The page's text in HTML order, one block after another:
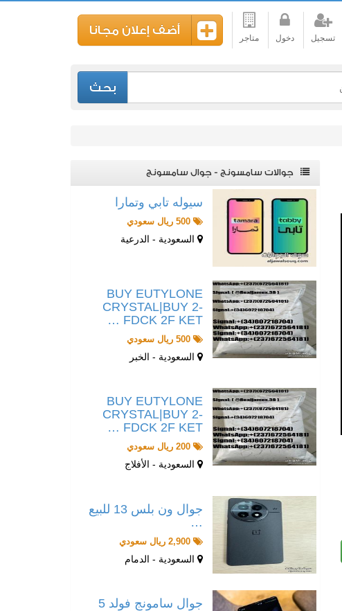
تسجيل دخول متاجر
أضف إعلان مجانا
بحث
جوالات سامسونج - جوال سامسونج
سيوله تابي وتمارا
500 ريال سعودي
السعودية - الدرعية
BUY EUTYLONE
CRYSTAL|BUY 2-
FDCK 2F KET …
500 ريال سعودي
السعودية - الخبر
BUY EUTYLONE
CRYSTAL|BUY 2-
FDCK 2F KET …
200 ريال سعودي
السعودية - الأفلاج
جوال ون بلس 13 للبيع
…
2,900 ريال سعودي
السعودية - الدمام
جوال سامونج فولد 5